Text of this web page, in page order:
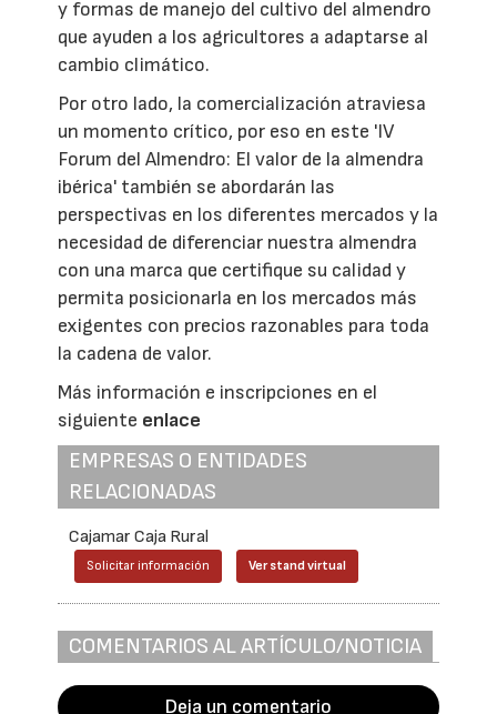
y formas de manejo del cultivo del almendro
que ayuden a los agricultores a adaptarse al
cambio climático.
Por otro lado, la comercialización atraviesa
un momento crítico, por eso en este 'IV
Forum del Almendro: El valor de la almendra
ibérica' también se abordarán las
perspectivas en los diferentes mercados y la
necesidad de diferenciar nuestra almendra
con una marca que certifique su calidad y
permita posicionarla en los mercados más
exigentes con precios razonables para toda
la cadena de valor.
Más información e inscripciones en el
siguiente enlace
EMPRESAS O ENTIDADES
RELACIONADAS
Cajamar Caja Rural
Solicitar información Ver stand virtual
COMENTARIOS AL ARTÍCULO/NOTICIA
Deja un comentario